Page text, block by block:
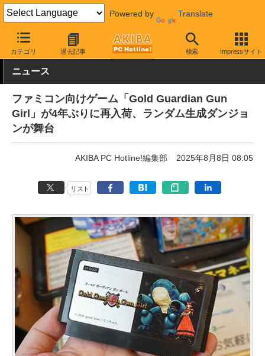
Powered by Translate
カテゴリ 過去記事 検索 Impressサイト
AKIBA PC Hotline! ガジェット ゲーム機関連
ニュース
ファミコン向けゲーム「Gold Guardian Gun
Girl」が4年ぶりに再入荷、ランダム生成ダンジョ
ンが舞台
AKIBA PC Hotline!編集部 2025年8月8日 08:05
リスト